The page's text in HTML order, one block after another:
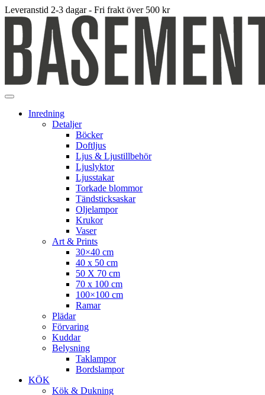
Leveranstid 2-3 dagar - Fri frakt över 500 kr
Inredning
Detaljer
Böcker
Doftljus
Ljus & Ljustillbehör
Ljuslyktor
Ljusstakar
Torkade blommor
Tändsticksaskar
Oljelampor
Krukor
Vaser
Art & Prints
30×40 cm
40 x 50 cm
50 X 70 cm
70 x 100 cm
100×100 cm
Ramar
Plädar
Förvaring
Kuddar
Belysning
Taklampor
Bordslampor
KÖK
Kök & Dukning